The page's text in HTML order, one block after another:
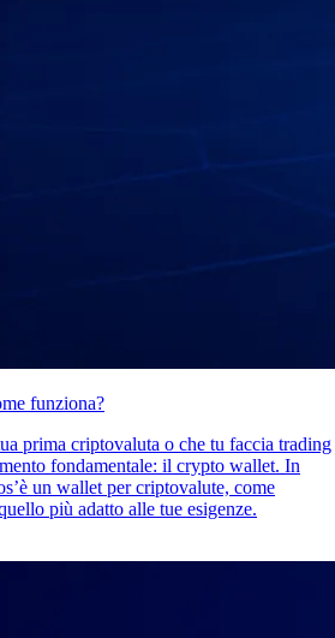
funziona?
prima criptovaluta o che tu faccia trading
fondamentale: il crypto wallet. In
un wallet per criptovalute, come
più adatto alle tue esigenze.